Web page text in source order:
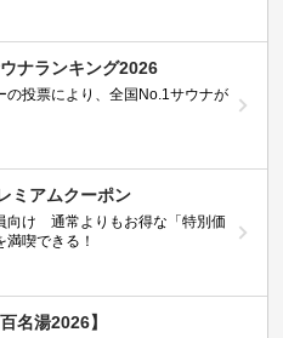
ナランキング2026
の投票により、全国No.1サウナが
ミアムクーポン
向け 通常よりもお得な「特別価
喫できる！
名湯2026】